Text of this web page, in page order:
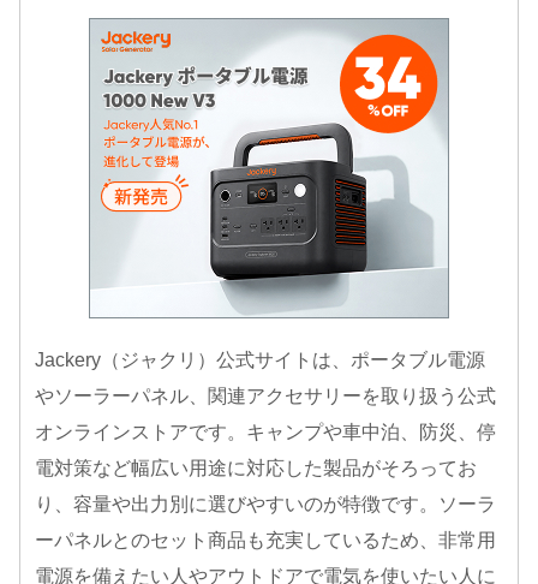
Jackery（ジャクリ）公式サイトは、ポータブル電源
やソーラーパネル、関連アクセサリーを取り扱う公式
オンラインストアです。キャンプや車中泊、防災、停
電対策など幅広い用途に対応した製品がそろってお
り、容量や出力別に選びやすいのが特徴です。ソーラ
ーパネルとのセット商品も充実しているため、非常用
電源を備えたい人やアウトドアで電気を使いたい人に